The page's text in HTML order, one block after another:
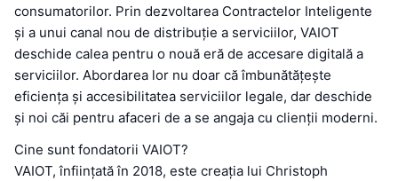
consumatorilor. Prin dezvoltarea Contractelor Inteligente
și a unui canal nou de distribuție a serviciilor, VAIOT
deschide calea pentru o nouă eră de accesare digitală a
serviciilor. Abordarea lor nu doar că îmbunătățește
eficiența și accesibilitatea serviciilor legale, dar deschide
și noi căi pentru afaceri de a se angaja cu clienții moderni.
Cine sunt fondatorii VAIOT?
VAIOT, înființată în 2018, este creația lui Christoph